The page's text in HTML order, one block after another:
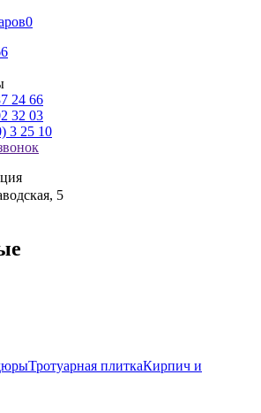
0
24 66
32 03
3 25 10
5
Тротуарная плиткаКирпич и